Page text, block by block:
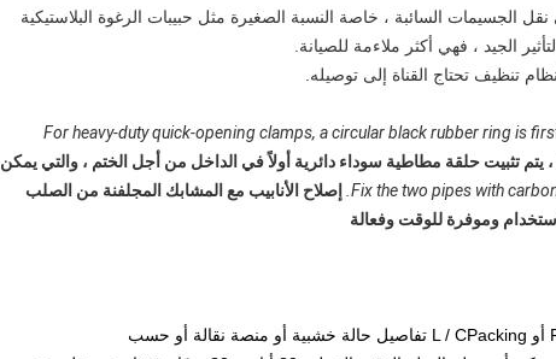
الجسيمات السائبة ، خاصة النسبة الصغيرة مثل حبيبات الرغوة البلاستيكية
الجيد ، فهي أكثر ملاءمة للصيانة.
تنظيف تحتاج القناة إلى توصيله.
For heavy-duty quick-opening clamps, a circular black rubber ring is
يتم تثبيت حلقة مطاطية سوداء دائرية أولاً في الداخل من أجل الختم ، والتي يمكن
Fix the two pipes with
إصلاح الأنابيب مع المشابك المجلفنة من الصلب
وموفرة للوقت وفعالة
سعر التجارة FOB Tianjin XingangPayment TermsT / T أو L / CPacking تفاصيل حالة خشبية أو منصة نقالة أو حسب